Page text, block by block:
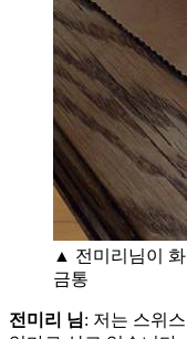
▲ 전미리님이 화
금통
전미리 님: 저는 스위